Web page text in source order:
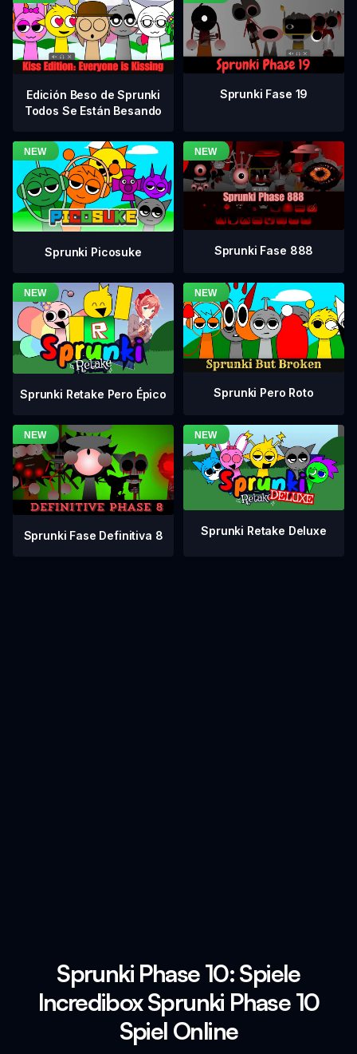
Edición Beso de Sprunki
Todos Se Están Besando
Sprunki Fase 19
Sprunki Picosuke Sprunki Fase 888
Sprunki Retake Pero Épico Sprunki Pero Roto
Sprunki Fase Definitiva 8 Sprunki Retake Deluxe
Sprunki Phase 10: Spiele
Incredibox Sprunki Phase 10
Spiel Online